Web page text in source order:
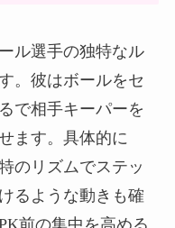
ル選手の独特なル
。彼はボールをセ
で相手キーパーを
ます。具体的に
のリズムでステッ
るような動きも確